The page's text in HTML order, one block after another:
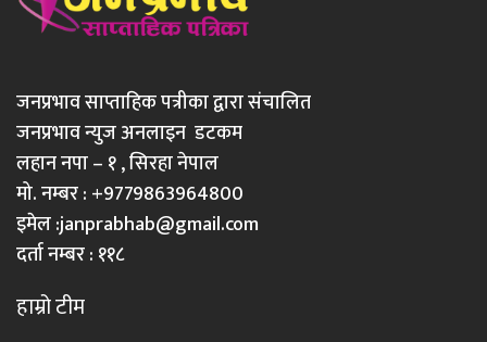
जनप्रभाव साप्ताहिक पत्रीका द्वारा संचालित
जनप्रभाव न्युज अनलाइन डटकम
लहान नपा – १ , सिरहा नेपाल
मो. नम्बर : +9779863964800
इमेल :janprabhab@gmail.com
दर्ता नम्बर : ११८
हाम्रो टीम